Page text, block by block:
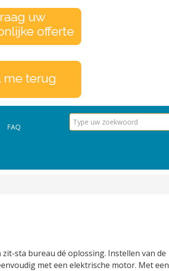
FAQ
sta bureau dé oplossing. Instellen van de
met een elektrische motor. Met een